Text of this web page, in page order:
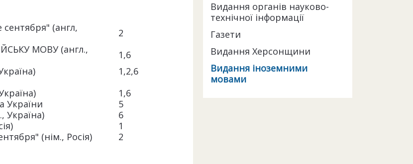
(англ,
2
МОВУ (англ.,
1,6
Україна)
1,2,6
Україна)
1,6
України
5
Україна)
6
1
(нім., Росія)
2
Видання органів науково-
технічної інформації
Газети
Видання Херсонщини
Видання іноземними
мовами